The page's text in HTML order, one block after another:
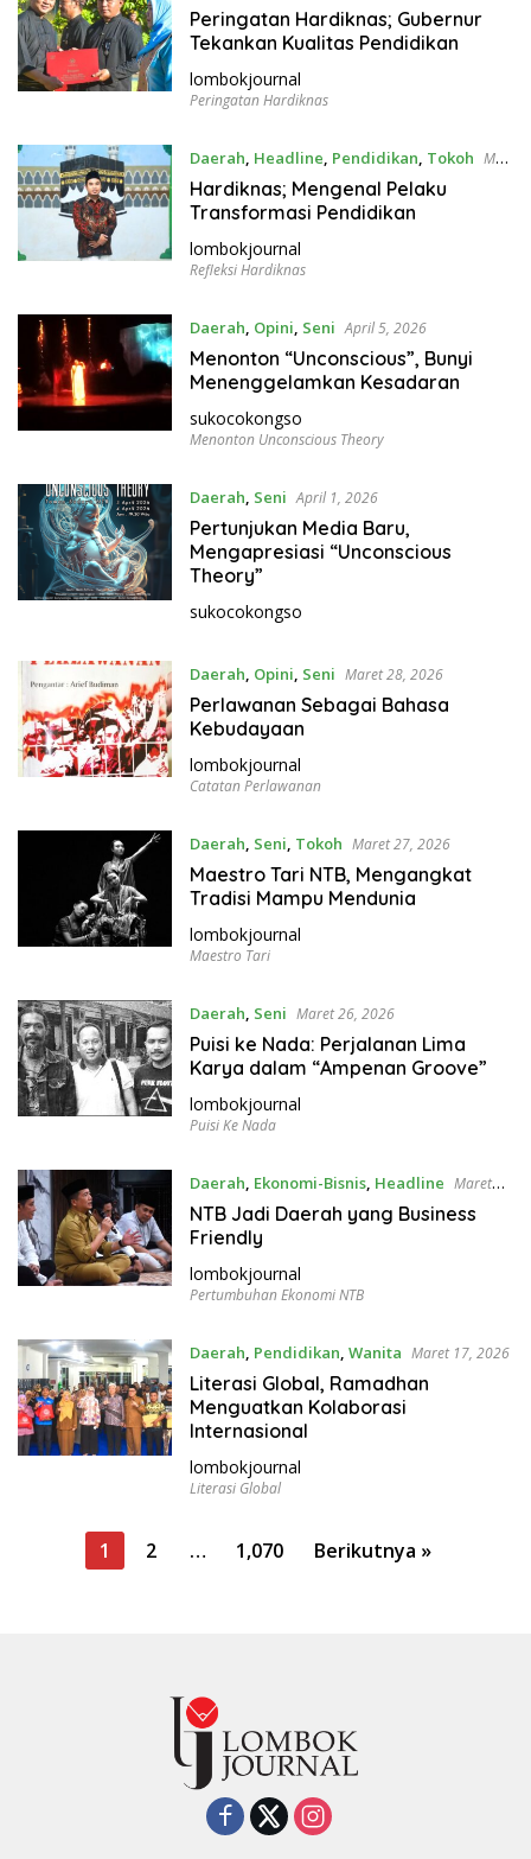
Peringatan Hardiknas; Gubernur
Tekankan Kualitas Pendidikan
lombokjournal
Peringatan Hardiknas
Daerah Headline Pendidikan Tokoh Mei
2, 2026
Hardiknas; Mengenal Pelaku
Transformasi Pendidikan
lombokjournal
Refleksi Hardiknas
Daerah Opini Seni April 5, 2026
Menonton “Unconscious”, Bunyi
Menenggelamkan Kesadaran
sukocokongso
Menonton Unconscious Theory
Daerah Seni April 1, 2026
Pertunjukan Media Baru,
Mengapresiasi “Unconscious
Theory”
sukocokongso
Daerah Opini Seni Maret 28, 2026
Perlawanan Sebagai Bahasa
Kebudayaan
lombokjournal
Catatan Perlawanan
Daerah Seni Tokoh Maret 27, 2026
Maestro Tari NTB, Mengangkat
Tradisi Mampu Mendunia
lombokjournal
Maestro Tari
Daerah Seni Maret 26, 2026
Puisi ke Nada: Perjalanan Lima
Karya dalam “Ampenan Groove”
lombokjournal
Puisi Ke Nada
Daerah Ekonomi-Bisnis, Headline Maret
17, 2026
NTB Jadi Daerah yang Business
Friendly
lombokjournal
Pertumbuhan Ekonomi NTB
Daerah Pendidikan Wanita Maret 17, 2026
Literasi Global, Ramadhan
Menguatkan Kolaborasi
Internasional
lombokjournal
Literasi Global
1 2 … 1,070 Berikutnya »